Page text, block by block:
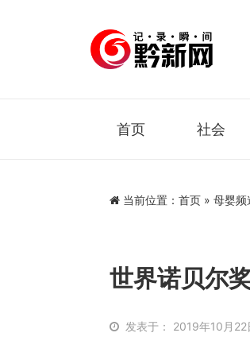
首页 社会
当前位置： 首页 » 母婴频
世界诺贝尔
发表于： 2019年10月22